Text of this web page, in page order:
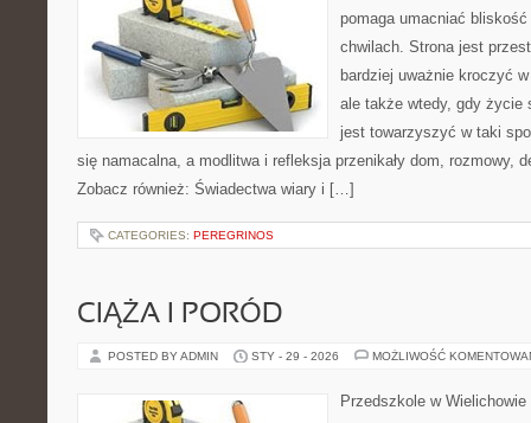
pomaga umacniać
chwilach. Strona jest
bardziej uważnie kroczyć
ale także wtedy, gdy życie
jest towarzyszyć w taki
się namacalna, a modlitwa i refleksja przenikały dom, rozmowy,
Zobacz również: Świadectwa wiary i […]
CATEGORIES: PEREGRINOS
CIĄŻA I PORÓD
POSTED BY ADMIN STY - 29 - 2026 MOŻLIWOŚĆ
Przedszkole w